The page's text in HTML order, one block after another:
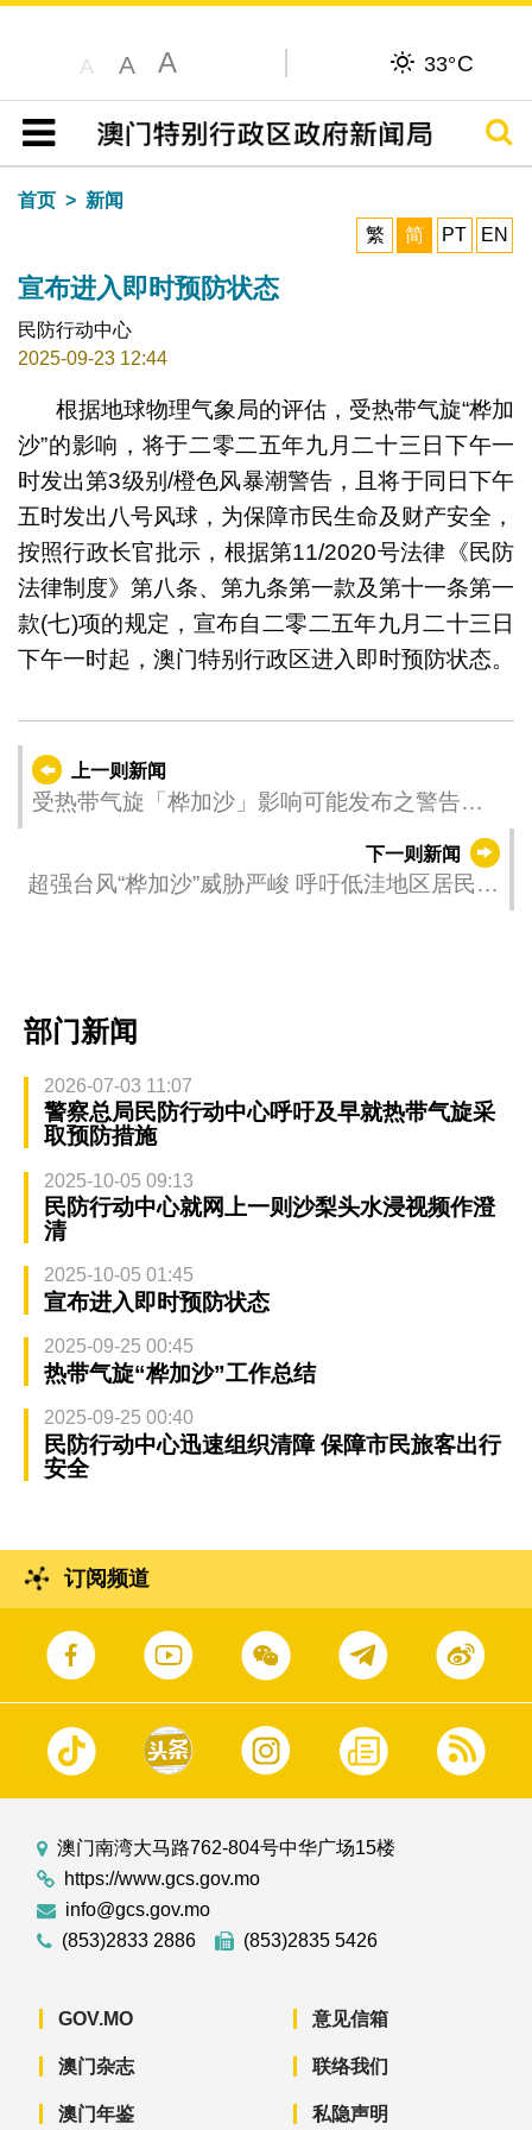
A A A 33°C
目录
搜寻
首页
新闻
繁
简 PT EN
宣布进入即时预防状态
民防行动中心
2025-09-23 12:44
根据地球物理气象局的评估，受热带气旋“桦加
沙”的影响，将于二零二五年九月二十三日下午一
时发出第3级别/橙色风暴潮警告，且将于同日下午
五时发出八号风球，为保障市民生命及财产安全，
按照行政长官批示，根据第11/2020号法律《民防
法律制度》第八条、第九条第一款及第十一条第一
款(七)项的规定，宣布自二零二五年九月二十三日
下午一时起，澳门特别行政区进入即时预防状态。
上一则新闻
受热带气旋「桦加沙」影响可能发布之警告
下一则新闻
超强台风“桦加沙”威胁严峻 呼吁低洼地区居民配
部门新闻
2026-07-03 11:07
警察总局民防行动中心呼吁及早就热带气旋采
取预防措施
2025-10-05 09:13
民防行动中心就网上一则沙梨头水浸视频作澄
清
2025-10-05 01:45
宣布进入即时预防状态
2025-09-25 00:45
热带气旋“桦加沙”工作总结
2025-09-25 00:40
民防行动中心迅速组织清障 保障市民旅客出行
安全
订阅频道
澳门南湾大马路762-804号中华广场15楼
https://www.gcs.gov.mo
info@gcs.gov.mo
(853)2833 2886
(853)2835 5426
GOV.MO
澳门杂志
澳门年鉴
意见信箱
联络我们
私隐声明